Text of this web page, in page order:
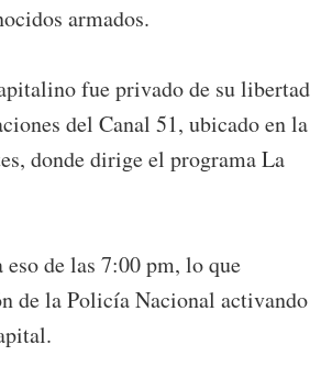
armados.
fue privado de su libertad
del Canal 51, ubicado en la
donde dirige el programa La
de las 7:00 pm, lo que
de la Policía Nacional activando